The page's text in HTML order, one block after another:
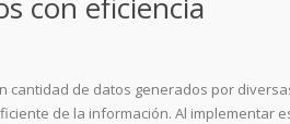
cantidad de datos generados por
de la información. Al implementar